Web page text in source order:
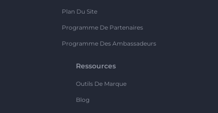
Plan Du Site
Programme De Partenaires
Programme Des Ambassadeurs
Ressources
Outils De Marque
Blog